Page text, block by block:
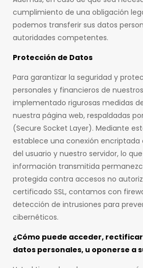
cumplimiento de una obligación
podemos transferir sus datos
autoridades competentes.
Protección de Datos
Para garantizar la seguridad y
personales y financieros de
implementado rigurosas medidas
nuestra página web, respaldadas
(Secure Socket Layer). Mediante
establece una conexión encriptada
del usuario y nuestro servidor, lo
información transmitida
protegida contra accesos no
certificado SSL, contamos con
detección de intrusiones para
cibernéticos.
¿Cómo puede acceder,
datos personales, u oponerse a